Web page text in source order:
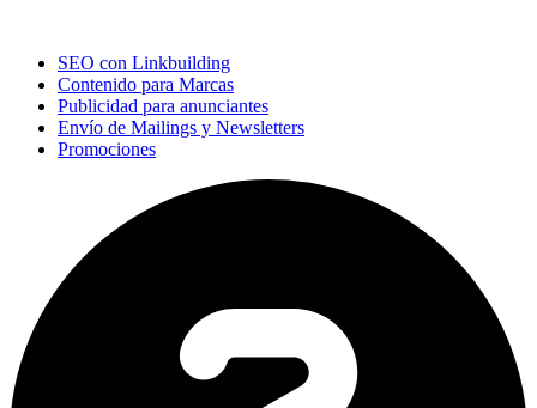
SEO con Linkbuilding
Contenido para Marcas
Publicidad para anunciantes
Envío de Mailings y Newsletters
Promociones